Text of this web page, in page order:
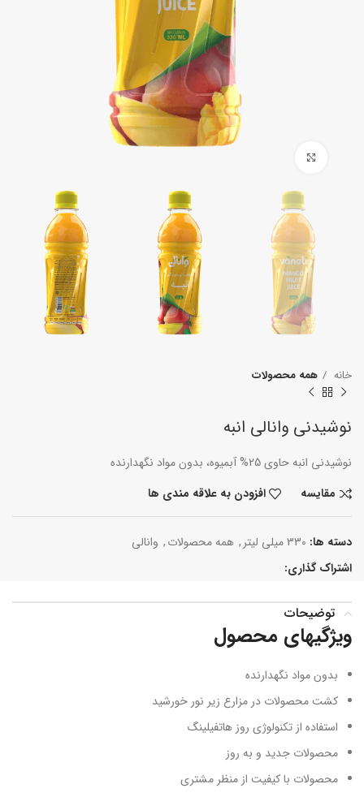
خانه همه محصولات
نوشیدنی وانالی انبه
نوشیدنی انبه حاوی 25% آبمیوه، بدون مواد نگهدارنده
مقایسه
افزودن به علاقه مندی ها
دسته ها: 330 میلی لیتر , همه محصولات, وانالی
اشتراک گذاری:
توضیحات
ویژگیهای محصول
بدون مواد نگهدارنده
کشت محصولات در مزارع زیر نور خورشید
استفاده از تکنولوژی روز هات­فیلینگ
محصولات جدید و به روز
محصولات با کیفیت از منظر مشتری